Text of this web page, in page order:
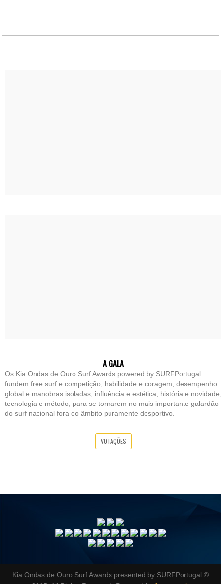
A GALA
Os Kia Ondas de Ouro Surf Awards powered by SURFPortugal
fundem free surf e competição, habilidade e coragem, desempenho
global e manobras isoladas, influência e estética, história e
tecnologia e método, para se tornarem no mais importante galardão
do surf nacional fora do âmbito puramente desportivo.
VOTAÇÕES
Kia Ondas de Ouro Surf Awards presented by SURFPortugal ©